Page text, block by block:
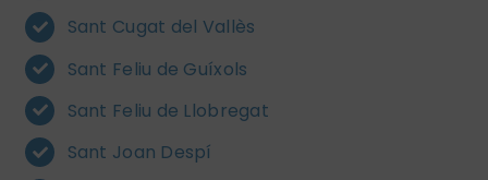
Sant Cugat del Vallès
Sant Feliu de Guíxols
Sant Feliu de Llobregat
Sant Joan Despí